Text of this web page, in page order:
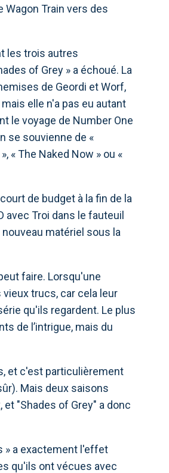
Train vers des
les trois autres
of Grey » a échoué. La
de Geordi et Worf,
elle n'a pas eu autant
le voyage de Number One
se souvienne de «
« The Naked Now » ou «
de budget à la fin de la
avec Troi dans le fauteuil
matériel sous la
faire. Lorsqu'une
trucs, car cela leur
qu'ils regardent. Le plus
de l’intrigue, mais du
et c'est particulièrement
Mais deux saisons
"Shades of Grey" a donc
» a exactement l'effet
qu'ils ont vécues avec